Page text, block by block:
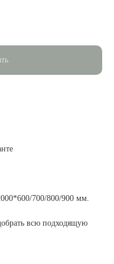
700/800/900 мм.
всю подходящую